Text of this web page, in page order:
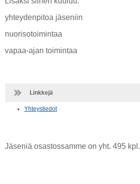
yhteydenpitoa jäseniin
nuorisotoimintaa
vapaa-ajan toimintaa
Linkkejä
Yhteystiedot
Jäseniä osastossamme on yht. 495 kpl.